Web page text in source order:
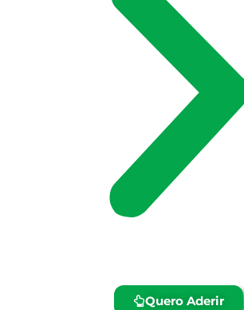
Quero Aderir